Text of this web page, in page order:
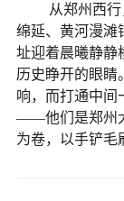
从郑州西
绵延、黄河漫滩
址迎着晨曦静静
历史睁开的眼睛
响，而打通中间
——他们是郑州
为卷，以手铲